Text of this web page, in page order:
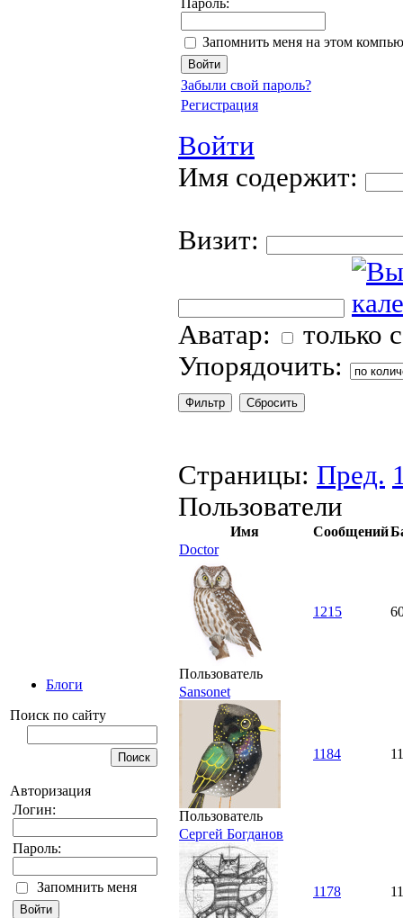
Блоги
Поиск по сайту
Авторизация
Логин:
Пароль:
Запомнить меня
Пароль:
Запомнить меня на этом
Забыли свой пароль?
Регистрация
Войти
Имя содержит:
Визит:
Аватар:
только
Упорядочить:
Страницы: Пред.
Пользователи
Имя Сообщений
Doctor
Пользователь
1215
Sansonet
Пользователь
1184
Сергей Богданов
1178